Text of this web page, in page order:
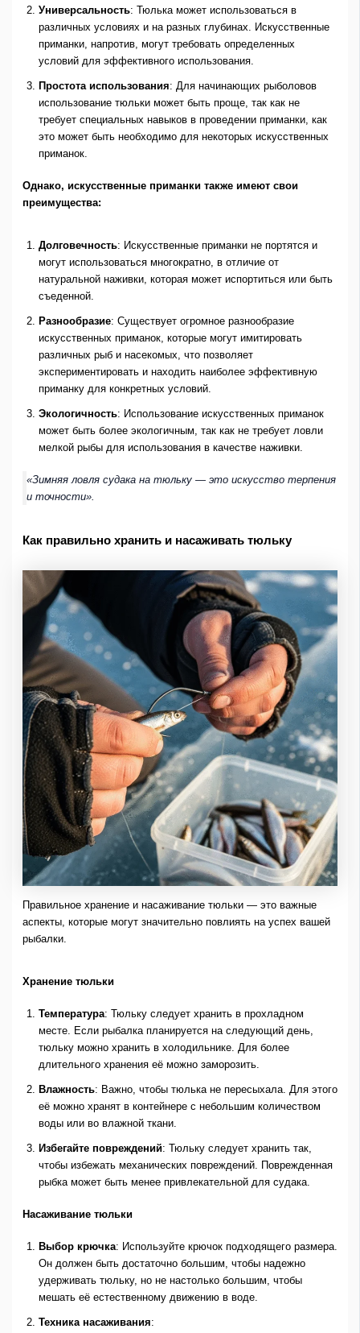
Универсальность: Тюлька может использоваться в
различных условиях и на разных глубинах. Искусственные
приманки, напротив, могут требовать определенных
условий для эффективного использования.
Простота использования: Для начинающих рыболовов
использование тюльки может быть проще, так как не
требует специальных навыков в проведении приманки, как
это может быть необходимо для некоторых искусственных
приманок.
Однако, искусственные приманки также имеют свои
преимущества:
Долговечность: Искусственные приманки не портятся и
могут использоваться многократно, в отличие от
натуральной наживки, которая может испортиться или быть
съеденной.
Разнообразие: Существует огромное разнообразие
искусственных приманок, которые могут имитировать
различных рыб и насекомых, что позволяет
экспериментировать и находить наиболее эффективную
приманку для конкретных условий.
Экологичность: Использование искусственных приманок
может быть более экологичным, так как не требует ловли
мелкой рыбы для использования в качестве наживки.
«Зимняя ловля судака на тюльку — это искусство терпения
и точности».
Как правильно хранить и насаживать тюльку
Правильное хранение и насаживание тюльки — это важные
аспекты, которые могут значительно повлиять на успех вашей
рыбалки.
Хранение тюльки
Температура: Тюльку следует хранить в прохладном
месте. Если рыбалка планируется на следующий день,
тюльку можно хранить в холодильнике. Для более
длительного хранения её можно заморозить.
Влажность: Важно, чтобы тюлька не пересыхала. Для этого
её можно хранят в контейнере с небольшим количеством
воды или во влажной ткани.
Избегайте повреждений: Тюльку следует хранить так,
чтобы избежать механических повреждений. Поврежденная
рыбка может быть менее привлекательной для судака.
Насаживание тюльки
Выбор крючка: Используйте крючок подходящего размера.
Он должен быть достаточно большим, чтобы надежно
удерживать тюльку, но не настолько большим, чтобы
мешать её естественному движению в воде.
Техника насаживания: